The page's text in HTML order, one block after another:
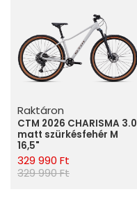
Raktáron
CTM 2026 CHARISMA 3.0
matt szürkésfehér M
16,5"
329 990 Ft
329 990 Ft